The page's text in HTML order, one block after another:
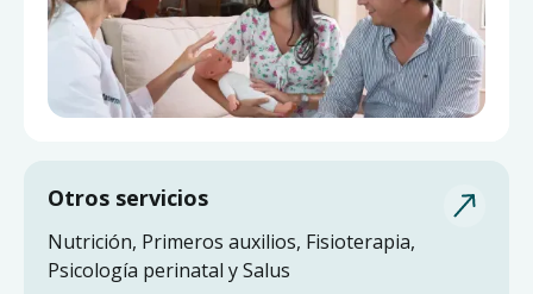
Otros servicios
Nutrición, Primeros auxilios, Fisioterapia,
Psicología perinatal y Salus